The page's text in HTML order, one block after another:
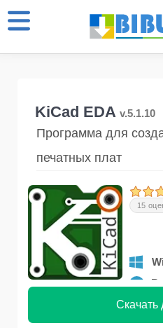
KiCad EDA v.5.1.10
Программа для
печатных плат
15
Скачать